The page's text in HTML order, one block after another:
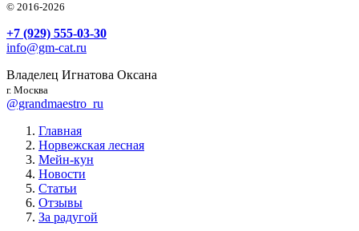
© 2016-2026
+7 (929) 555-03-30
info@gm-cat.ru
Владелец Игнатова Оксана
г. Москва
@grandmaestro_ru
Главная
Норвежская лесная
Мейн-кун
Новости
Статьи
Отзывы
За радугой